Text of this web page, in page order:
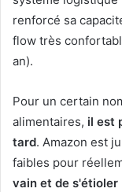
renforcé sa
flow très
an).
Pour un certain
alimentaires, il est
tard. Amazon est
faibles pour
vain et de